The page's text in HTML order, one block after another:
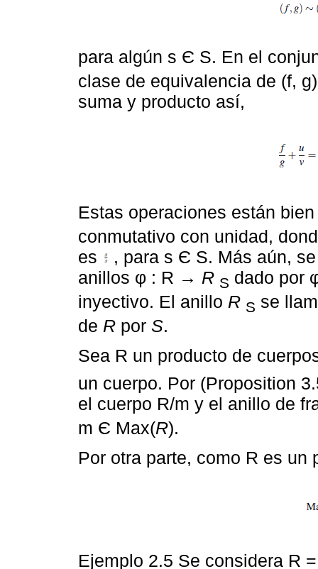
para algún s Є S. En el
clase de equivalencia de (f,
suma y producto así,
Estas operaciones están
conmutativo con unidad,
es
, para s Є S. Más aún,
anillos φ : R → R S dado por
inyectivo. El anillo R S se
de R por S.
Sea R un producto de
un cuerpo. Por (Proposition
el cuerpo R/m y el anillo de
m Є Max(R).
Por otra parte, como R es un
Ejemplo 2.5 Se considera R